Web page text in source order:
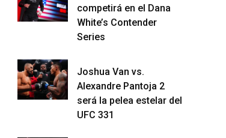
competirá en el Dana
White’s Contender
Series
Joshua Van vs.
Alexandre Pantoja 2
será la pelea estelar del
UFC 331